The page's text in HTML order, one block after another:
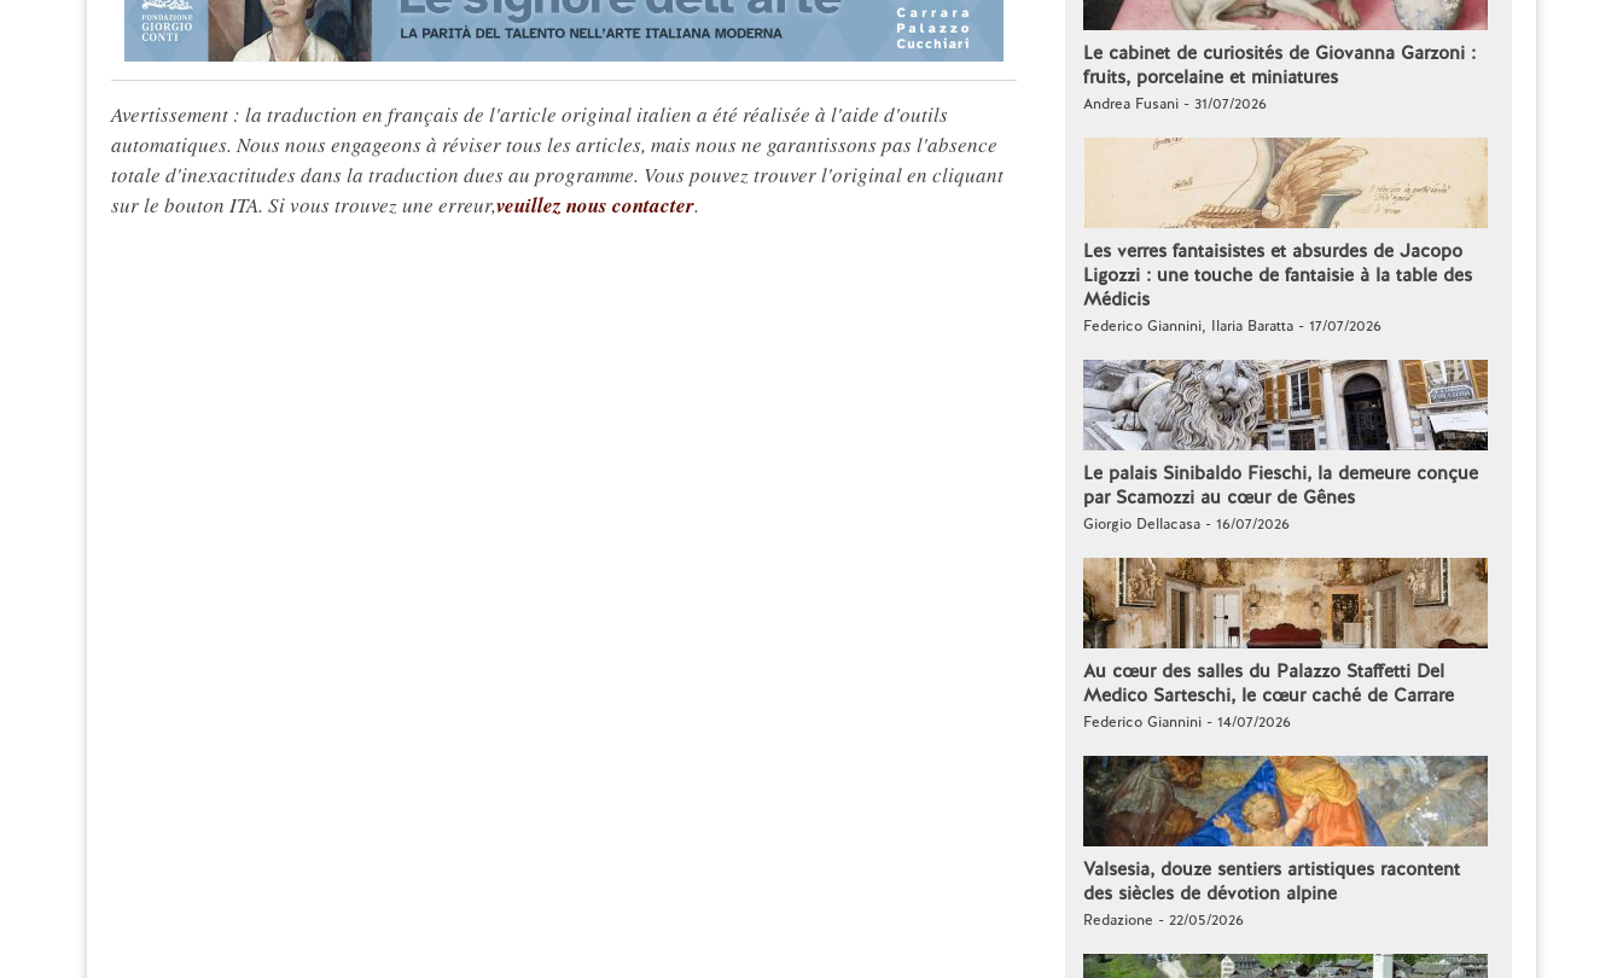
Avertissement : la traduction en français de l'article original italien a été réalisée à l'aide d'outils
automatiques. Nous nous engageons à réviser tous les articles, mais nous ne garantissons pas l'absence
totale d'inexactitudes dans la traduction dues au programme. Vous pouvez trouver l'original en cliquant
sur le bouton ITA. Si vous trouvez une erreur,veuillez nous contacter.
Le cabinet de curiosités de Giovanna Garzoni :
fruits, porcelaine et miniatures
Andrea Fusani - 31/07/2026
Les verres fantaisistes et absurdes de Jacopo
Ligozzi : une touche de fantaisie à la table des
Médicis
Federico Giannini, Ilaria Baratta - 17/07/2026
Le palais Sinibaldo Fieschi, la demeure conçue
par Scamozzi au cœur de Gênes
Giorgio Dellacasa - 16/07/2026
Au cœur des salles du Palazzo Staffetti Del
Medico Sarteschi, le cœur caché de Carrare
Federico Giannini - 14/07/2026
Valsesia, douze sentiers artistiques racontent
des siècles de dévotion alpine
Redazione - 22/05/2026